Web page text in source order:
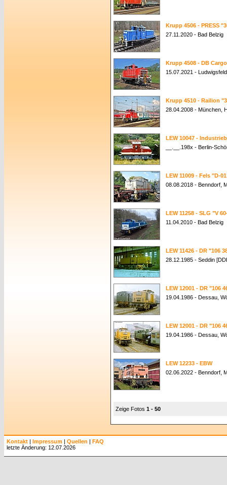
Krupp 4506 - PRESS
27.11.2020 - Bad Belzig
Krupp 4508 - DB
15.07.2021 -
Krupp 4510 - Railion
28.04.2008 - München,
LEW 10047 -
__.__.198x - Berlin-
LEW 11009 - Fels "D-
08.08.2018 - Benndorf,
LEW 11258 - SLG "V
11.04.2010 - Bad Belzig
LEW 11426 - DR "106
28.12.1985 - Seddin
LEW 12001 - DR "106
19.04.1986 - Dessau,
LEW 12001 - DR "106
19.04.1986 - Dessau,
LEW 12233 - EBW
02.06.2022 - Benndorf,
Zeige Fotos 1 - 50
Kontakt | Impressum | Quellen | FAQ
letzte Änderung: 12.07.2026